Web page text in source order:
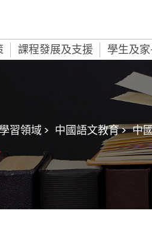
課程發展及支援 學生及
學習領域 > 中國語文教育 > 中